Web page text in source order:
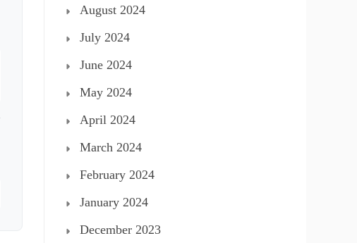
August 2024
July 2024
June 2024
May 2024
April 2024
March 2024
February 2024
January 2024
December 2023